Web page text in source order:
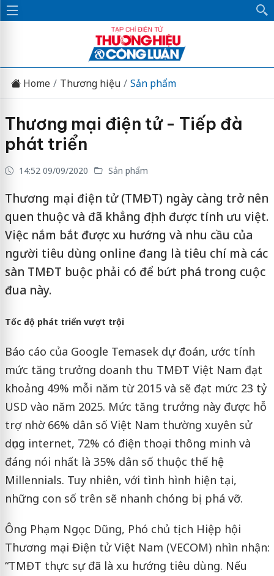
Home Thương hiệu Sản phẩm
Thương mại điện tử - Tiếp đà
phát triển
14:52 09/09/2020 Sản phẩm
Thương mại điện tử (TMĐT) ngày càng trở nên
quen thuộc và đã khẳng định được tính ưu việt.
Việc nắm bắt được xu hướng và nhu cầu của
người tiêu dùng online đang là tiêu chí mà các
sàn TMĐT buộc phải có để bứt phá trong cuộc
đua này.
Tốc độ phát triển vượt trội
Báo cáo của Google Temasek dự đoán, ước tính
mức tăng trưởng doanh thu TMĐT Việt Nam đạt
khoảng 49% mỗi năm từ 2015 và sẽ đạt mức 23 tỷ
USD vào năm 2025. Mức tăng trưởng này được hỗ
trợ nhờ 66% dân số Việt Nam thường xuyên sử
dụng internet, 72% có điện thoại thông minh và
đáng nói nhất là 35% dân số thuộc thế hệ
Millennials. Tuy nhiên, với tình hình hiện tại,
những con số trên sẽ nhanh chóng bị phá vỡ.
Ông Phạm Ngọc Dũng, Phó chủ tịch Hiệp hội
Thương mại Điện tử Việt Nam (VECOM) nhìn nhận:
“TMĐT thực sự đã là xu hướng tiêu dùng. Nếu